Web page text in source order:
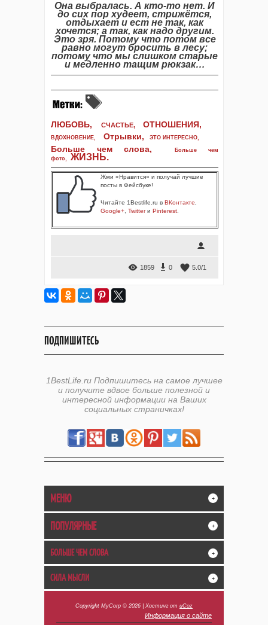
Она выбралась. А кто-то нет. И
до сих пор худеет, стрижётся,
отдыхает и ест не так, как
хочется; а так, как надо другим.
Это зря. Потому что потом все
равно могут бросить в лесу;
потому что мы слишком старые
и медленно тащим рюкзак…
ЛЮБОВЬ, СЧАСТЬЕ, ОТНОШЕНИЯ,
ВДОХНОВЕНИЕ, Отрывки, ЭТО ИНТЕРЕСНО,
Больше чем слова,
Больше чем
фото, ЖИЗНЬ.
Жми «Нравится» и получай лучшие
посты в Фейсбуке!
Читайте 1Bestlife.ru в ВКонтакте
Google+ Twitterи Pinterest
1859 0 5.0/1
ПОДПИШИТЕСЬ
1BestLife.ru Подпишитесь на самое лучшее
и получите вдвое больше полезной и
интересной информации на Ваших
социальных страничках!
МЕНЮ +
ПОПУЛЯРНЫЕ +
БОЛЬШЕ ЧЕМ СЛОВА +
СИЛА МЫСЛИ +
Copyright MyCorp © 2026 Хостинг от uCoz
Информация о сайте